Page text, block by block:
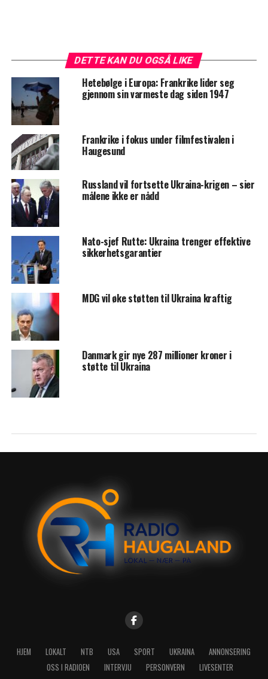
DETTE KAN DU OGSÅ LIKE
Hetebølge i Europa: Frankrike lider seg
gjennom sin varmeste dag siden 1947
Frankrike i fokus under filmfestivalen i
Haugesund
Russland vil fortsette Ukraina-krigen – sier
målene ikke er nådd
Nato-sjef Rutte: Ukraina trenger effektive
sikkerhetsgarantier
MDG vil øke støtten til Ukraina kraftig
Danmark gir nye 287 millioner kroner i
støtte til Ukraina
HJEM LOKALT NTB USA SPORT UKRAINA
ANNONSERING
OSS I RADIOEN
INTERVJU PERSONVERN LIVESENTER